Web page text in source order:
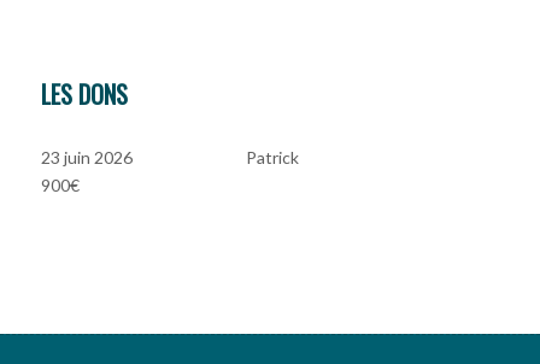
LES DONS
23 juin 2026
Patrick
900€